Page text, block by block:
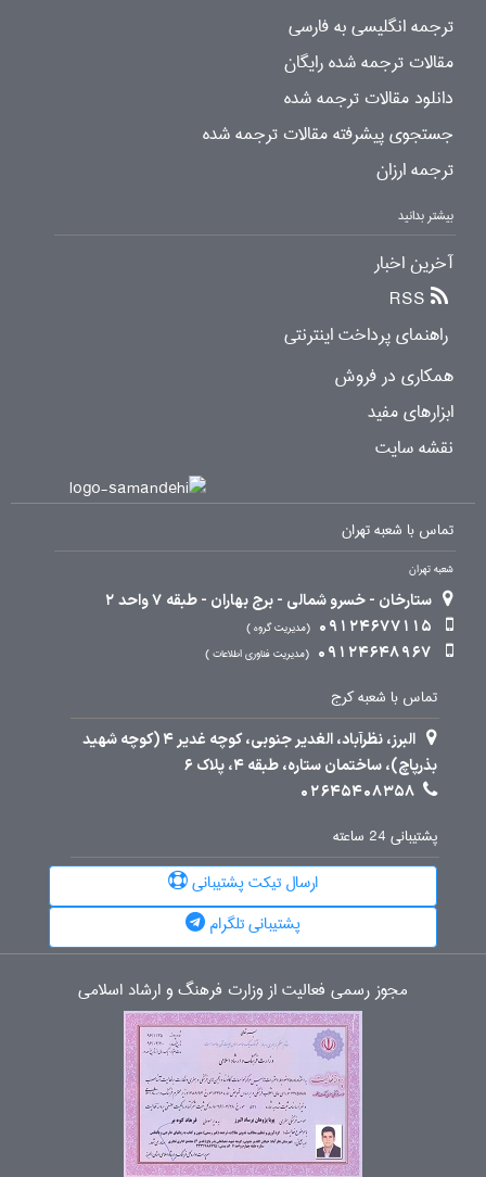
ترجمه انگلیسی به فارسی
مقالات ترجمه شده رایگان
دانلود مقالات ترجمه شده
جستجوی پیشرفته مقالات ترجمه شده
ترجمه ارزان
بیشتر بدانید
آخرین اخبار
RSS
راهنمای پرداخت اینترنتی
همکاری در فروش
ابزارهای مفید
نقشه سایت
تماس با شعبه تهران
شعبه تهران
ستارخان - خسرو شمالی - برج بهاران - طبقه 7 واحد 2
09124677115
مدیریت گروه
09124648967 مدیریت فناوری اطلاعات
تماس با شعبه کرج
البرز، نظرآباد، الغدیر جنوبی، کوچه غدیر 4 (کوچه شهید
بذرپاچ)، ساختمان ستاره، طبقه 4، پلاک 6
02645408358
پشتیبانی 24 ساعته
ارسال تیکت پشتیبانی
پشتیبانی تلگرام
مجوز رسمی فعالیت از وزارت فرهنگ و ارشاد اسلامی